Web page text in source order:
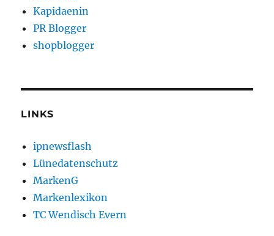
Kapidaenin
PR Blogger
shopblogger
LINKS
ipnewsflash
Lünedatenschutz
MarkenG
Markenlexikon
TC Wendisch Evern